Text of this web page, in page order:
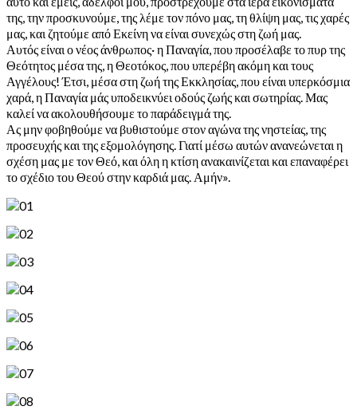
της, την προσκυνούμε, της λέμε τον πόνο μας, τη θλίψη μας, τις χαρές
μας, και ζητούμε από Εκείνη να είναι συνεχώς στη ζωή μας.
Αυτός είναι ο νέος άνθρωπος· η Παναγία, που προσέλαβε το πυρ της
Θεότητος μέσα της, η Θεοτόκος, που υπερέβη ακόμη και τους
Αγγέλους! Έτσι, μέσα στη ζωή της Εκκλησίας, που είναι υπερκόσμια
χαρά, η Παναγία μάς υποδεικνύει οδούς ζωής και σωτηρίας. Μας
καλεί να ακολουθήσουμε το παράδειγμά της.
Ας μην φοβηθούμε να βυθιστούμε στον αγώνα της νηστείας, της
προσευχής και της εξομολόγησης. Γιατί μέσω αυτών ανανεώνεται η
σχέση μας με τον Θεό, και όλη η κτίση ανακαινίζεται και επαναφέρει
το σχέδιο του Θεού στην καρδιά μας. Αμήν».